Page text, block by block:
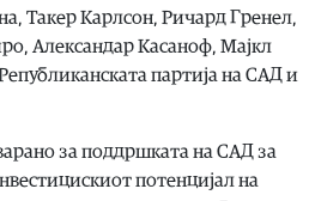
Такер Карлсон, Ричард Гренел,
Александар Касаноф, Мајкл
партија на САД и
за поддршката на САД за
потенцијал на